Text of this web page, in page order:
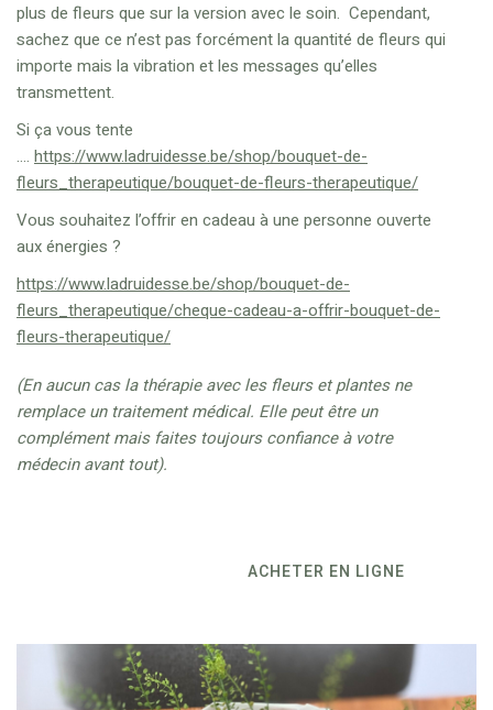
plus de fleurs que sur la version avec le soin. Cependant,
sachez que ce n’est pas forcément la quantité de fleurs qui
importe mais la vibration et les messages qu’elles
transmettent.
Si ça vous tente
…. https://www.ladruidesse.be/shop/bouquet-de-
fleurs_therapeutique/bouquet-de-fleurs-therapeutique/
Vous souhaitez l’offrir en cadeau à une personne ouverte
aux énergies ?
https://www.ladruidesse.be/shop/bouquet-de-
fleurs_therapeutique/cheque-cadeau-a-offrir-bouquet-de-
fleurs-therapeutique/
(En aucun cas la thérapie avec les fleurs et plantes ne
remplace un traitement médical. Elle peut être un
complément mais faites toujours confiance à votre
médecin avant tout).
ACHETER EN LIGNE